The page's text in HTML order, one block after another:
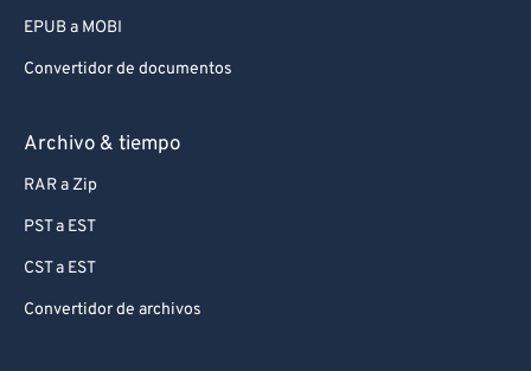
EPUB a MOBI
Convertidor de documentos
Archivo & tiempo
RAR a Zip
PST a EST
CST a EST
Convertidor de archivos